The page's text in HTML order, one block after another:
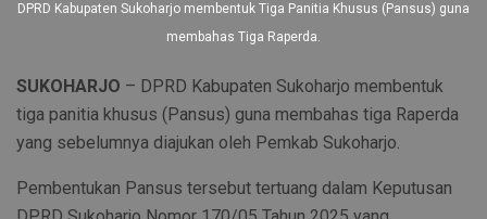
DPRD Kabupaten Sukoharjo membentuk Tiga Panitia Khusus (Pansus) guna
membahas Tiga Raperda.
SUKOHARJO – DPRD Kabupaten Sukoharjo membentuk
tiga panitia khusus (Pansus) guna membahas tiga Raperda
yang sebelumnya diajukan oleh Pemkab Sukoharjo.
Pembentukan Pansus tersebut tertuang dalam Keputusan